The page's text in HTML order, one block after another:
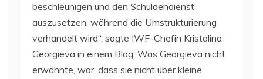
beschleunigen und den Schuldendienst
auszusetzen, während die Umstrukturierung
verhandelt wird“, sagte IWF-Chefin Kristalina
Georgieva in einem Blog. Was Georgieva nicht
erwähnte, war, dass sie nicht über kleine